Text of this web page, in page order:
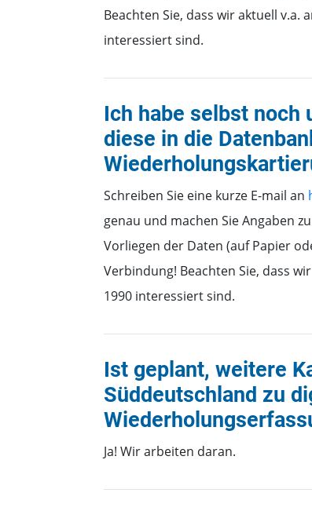
Beachten Sie, dass wir aktuell
interessiert sind.
Ich habe selbst
diese in die
Schreiben Sie eine kurze E-mail an
genau und machen Sie Angaben
Vorliegen der Daten (auf Papier
Verbindung! Beachten Sie, dass
1990 interessiert sind.
Ist geplant, weitere
Süddeutschland zu
Ja! Wir arbeiten daran.